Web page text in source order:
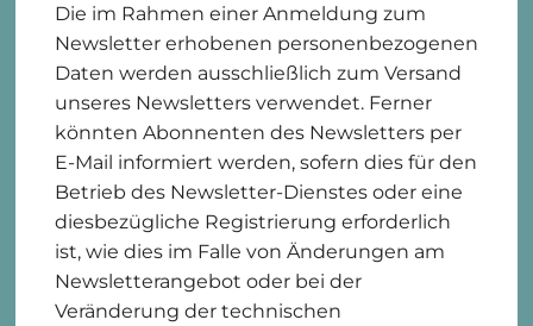
Die im Rahmen einer Anmeldung zum
Newsletter erhobenen personenbezogenen
Daten werden ausschließlich zum Versand
unseres Newsletters verwendet. Ferner
könnten Abonnenten des Newsletters per
E-Mail informiert werden, sofern dies für den
Betrieb des Newsletter-Dienstes oder eine
diesbezügliche Registrierung erforderlich
ist, wie dies im Falle von Änderungen am
Newsletterangebot oder bei der
Veränderung der technischen